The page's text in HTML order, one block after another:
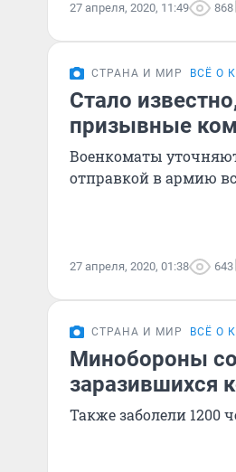
27 апреля, 2020, 11:49 868
СТРАНА И МИР ВСЁ О
Стало
призывные
Военкоматы
отправкой в армию
27 апреля, 2020, 01:38 643
СТРАНА И МИР ВСЁ О
Минобороны
заразившихся
Также заболели 1200